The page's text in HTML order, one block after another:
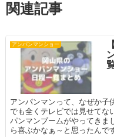
関連記事
アンパンマンショー
アンパンマンって、なぜか子
でも全くテレビでは見せてな
パンマンブームがやってきま
ら喜ぶかなぁ～と思ったんで